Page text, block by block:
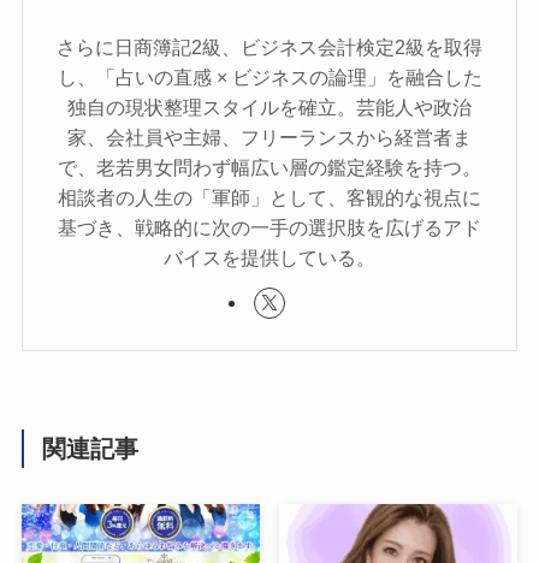
さらに日商簿記2級、ビジネス会計検定2級を取得
し、「占いの直感 × ビジネスの論理」を融合した
独自の現状整理スタイルを確立。芸能人や政治
家、会社員や主婦、フリーランスから経営者ま
で、老若男女問わず幅広い層の鑑定経験を持つ。
相談者の人生の「軍師」として、客観的な視点に
基づき、戦略的に次の一手の選択肢を広げるアド
バイスを提供している。
関連記事